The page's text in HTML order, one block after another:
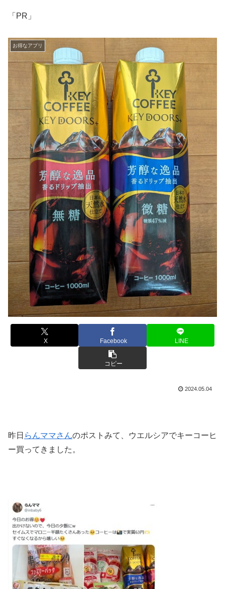
「PR」
お得なアプリ
X Facebook LINE
コピー
2024.05.04
昨日 らんママさんのポストみて、ウエルシアでキーコーヒ
ー買ってきました。